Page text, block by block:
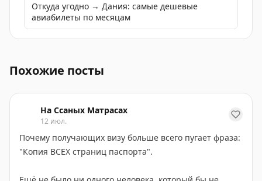
Откуда угодно → Дания: самые дешевые
авиабилеты по месяцам
Похожие посты
На Ссаных Матрасах
12 июл.
Почему получающих визу больше всего пугает фраза:
"Копия ВСЕХ страниц паспорта".